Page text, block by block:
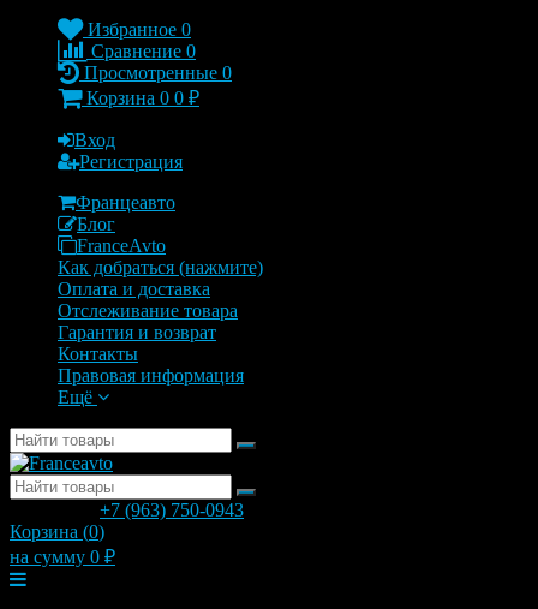
Избранное 0
Сравнение 0
Просмотренные 0
Корзина 0 0 ₽
Вход
Регистрация
Францеавто
Блог
FranceAvto
Как добраться (нажмите)
Оплата и доставка
Отслеживание товара
Гарантия и возврат
Контакты
Правовая информация
Ещё
+7 (963) 750-0943
Корзина (0)
на сумму 0 ₽